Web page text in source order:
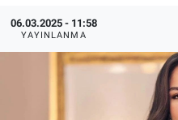
06.03.2025 - 11:58
YAYINLANMA
Eğitim